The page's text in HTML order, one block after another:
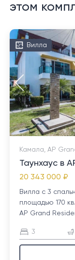
этом
Вилла
Камала, AP
Таунхаус в
20 343 000 ₽
Вилла с 3
площадью 170
AP Grand
3